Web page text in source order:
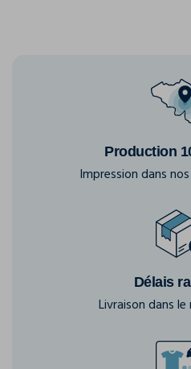
Production
Impression dans
Délais
Livraison dans